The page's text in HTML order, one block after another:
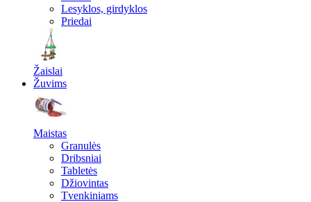
Lesyklos, girdyklos
Priedai
Žaislai
Žuvims
Maistas
Granulės
Dribsniai
Tabletės
Džiovintas
Tvenkiniams